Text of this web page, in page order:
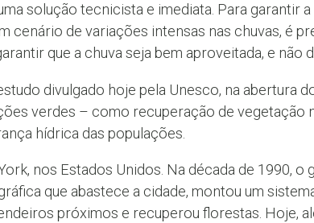
solução tecnicista e imediata. Para garantir
cenário de variações intensas nas chuvas, é
que a chuva seja bem aproveitada, e não
divulgado hoje pela Unesco, na abertura
verdes – como recuperação de vegetação
hídrica das populações.
nos Estados Unidos. Na década de 1990,
que abastece a cidade, montou um
próximos e recuperou florestas. Hoje,